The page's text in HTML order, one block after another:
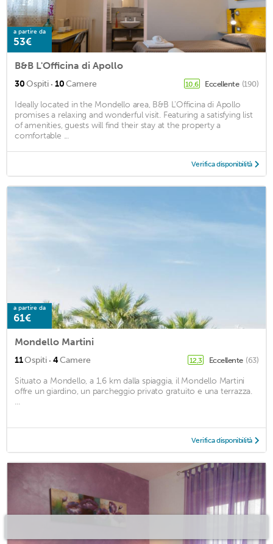
a partire da
53€
B&B L'Officina di Apollo
30Ospiti · 10Camere 10,6 Eccellente (190)
Ideally located in the Mondello area, B&B L'Officina di Apollo
promises a relaxing and wonderful visit. Featuring a satisfying list
of amenities, guests will find their stay at the property a
comfortable ...
Verifica disponibilità
a partire da
61€
Mondello Martini
11Ospiti · 4Camere 12,3 Eccellente (63)
Situato a Mondello, a 1,6 km dalla spiaggia, il Mondello Martini
offre un giardino, un parcheggio privato gratuito e una terrazza.
...
Verifica disponibilità